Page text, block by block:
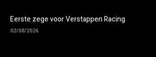
Eerste zege voor Verstappen Racing
02/08/2026